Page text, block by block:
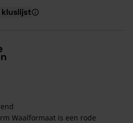
kluslijst
Waalformaat is een rode